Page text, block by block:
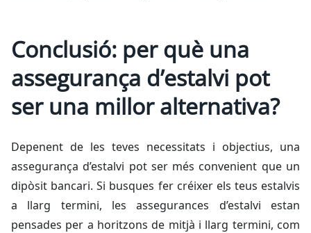
Conclusió: per què una
assegurança d’estalvi pot
ser una millor alternativa?
Depenent de les teves necessitats i objectius, una
assegurança d’estalvi pot ser més convenient que un
dipòsit bancari. Si busques fer créixer els teus estalvis
a llarg termini, les assegurances d’estalvi estan
pensades per a horitzons de mitjà i llarg termini, com